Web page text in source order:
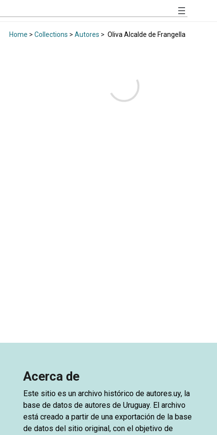
Home > Collections > Autores > Oliva Alcalde de Frangella
Acerca de
Este sitio es un archivo histórico de autores.uy, la
base de datos de autores de Uruguay. El archivo
está creado a partir de una exportación de la base
de datos del sitio original, con el objetivo de